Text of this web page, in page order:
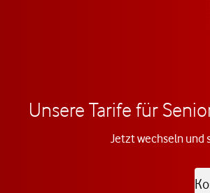
Unsere Tarife für
Jetzt wechseln und